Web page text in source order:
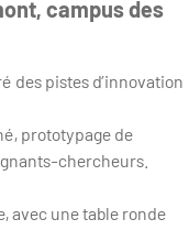
campus des
des pistes d’innovation
prototypage de
chercheurs.
avec une table ronde